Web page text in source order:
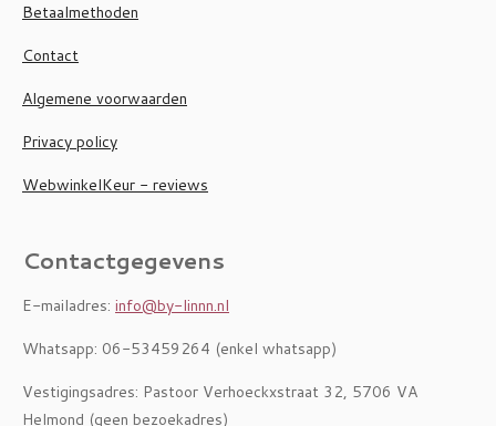
Betaalmethoden
Contact
Algemene voorwaarden
Privacy policy
WebwinkelKeur - reviews
Contactgegevens
E-mailadres: info@by-linnn.nl
Whatsapp: 06-53459264 (enkel whatsapp)
Vestigingsadres: Pastoor Verhoeckxstraat 32, 5706 VA
Helmond (geen bezoekadres)